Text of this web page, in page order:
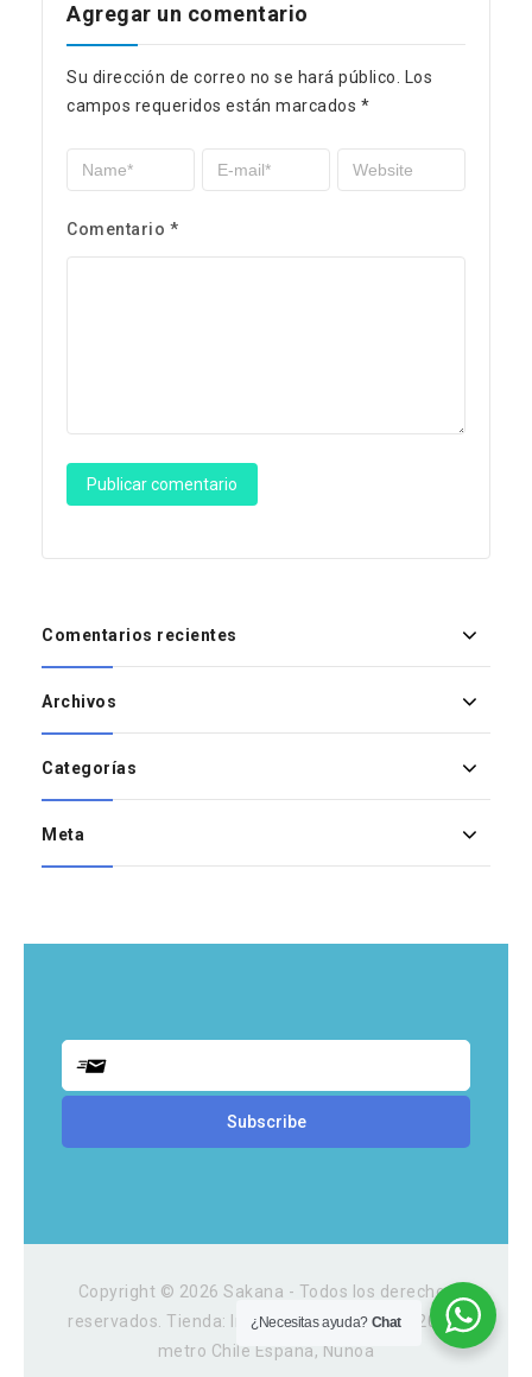
Agregar un comentario
Su dirección de correo no se hará público.
Los
campos requeridos están marcados *
Comentario *
Comentarios recientes
Archivos
Categorías
Meta
Copyright © 2026 Sakana - Todos los derechos
reservados. Tienda: Irarrazaval 3054, Local 202A,
metro Chile España, Ñuñoa
¿Necesitas ayuda? Chat